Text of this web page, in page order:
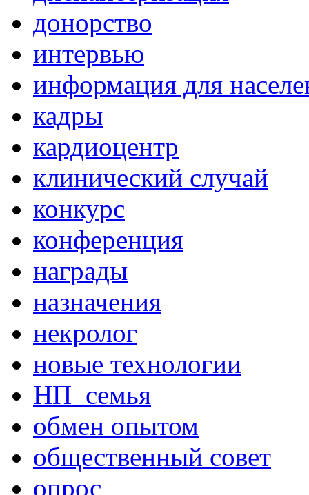
донорство
интервью
информация для
кадры
кардиоцентр
клинический случай
конкурс
конференция
награды
назначения
некролог
новые технологии
НП_семья
обмен опытом
общественный совет
опрос